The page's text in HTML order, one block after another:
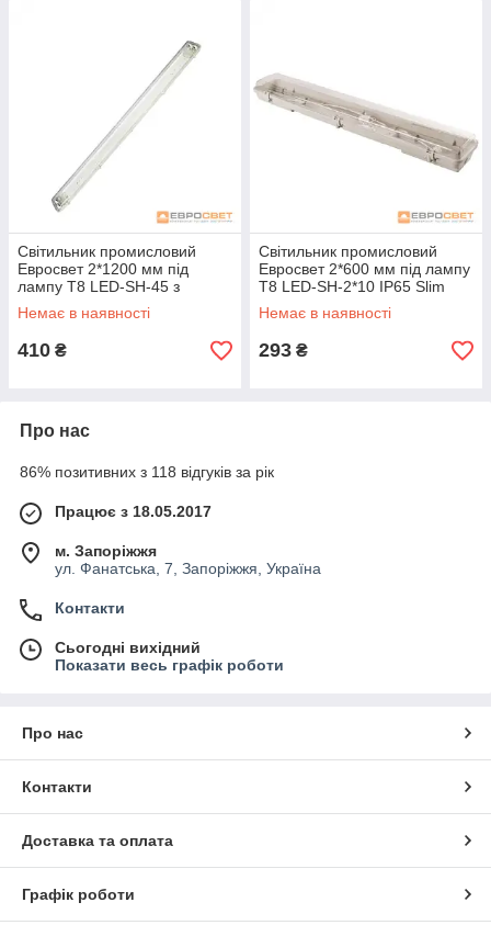
Світильник промисловий
Евросвет 2*1200 мм під
лампу Т8 LED-SH-45 з
пластиною IP65 LENS
Немає в наявності
410 ₴
Світильник промисловий
Евросвет 2*600 мм під лампу
Т8 LED-SH-2*10 IP65 Slim
Немає в наявності
293 ₴
Про нас
86% позитивних з 118 відгуків за рік
Працює з 18.05.2017
м. Запоріжжя
ул. Фанатська, 7, Запоріжжя, Україна
Контакти
Сьогодні вихідний
Показати весь графік роботи
Про нас
Контакти
Доставка та оплата
Графік роботи